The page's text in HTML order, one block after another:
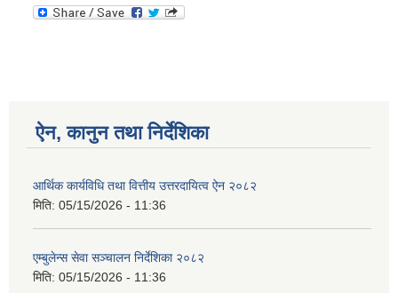
ऐन, कानुन तथा निर्देशिका
आर्थिक कार्यविधि तथा वित्तीय उत्तरदायित्व ऐन २०८२
मिति: 05/15/2026 - 11:36
एम्बुलेन्स सेवा सञ्चालन निर्देशिका २०८२
मिति: 05/15/2026 - 11:36